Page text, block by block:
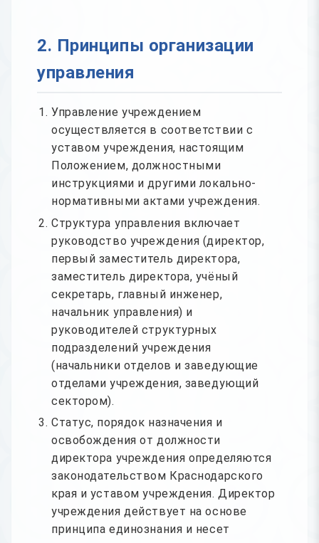
2. Принципы организации
управления
Управление учреждением
осуществляется в соответствии с
уставом учреждения, настоящим
Положением, должностными
инструкциями и другими локально-
нормативными актами учреждения.
Структура управления включает
руководство учреждения (директор,
первый заместитель директора,
заместитель директора, учёный
секретарь, главный инженер,
начальник управления) и
руководителей структурных
подразделений учреждения
(начальники отделов и заведующие
отделами учреждения, заведующий
сектором).
Статус, порядок назначения и
освобождения от должности
директора учреждения определяются
законодательством Краснодарского
края и уставом учреждения. Директор
учреждения действует на основе
принципа единознания и несет